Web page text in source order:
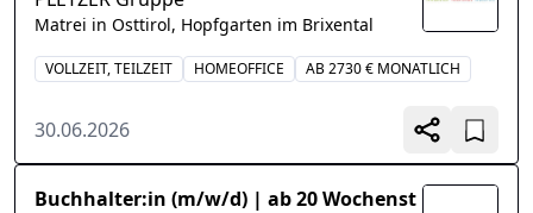
Matrei in Osttirol, Hopfgarten im Brixental
VOLLZEIT, TEILZEIT HOMEOFFICE AB 2730 € MONATLICH
30.06.2026
Buchhalter:in (m/w/d) | ab 20 Wochenst